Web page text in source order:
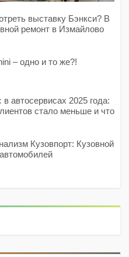
выставку Бэнкси? В
ремонт в Измайлово
– одно и то же?!
автосервисах 2025 года:
стало меньше и что
Кузовпорт: Кузовной